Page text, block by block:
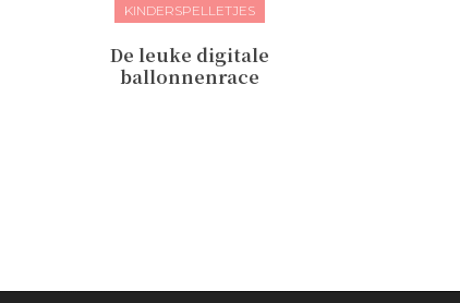
KINDERSPELLETJES
De leuke digitale
ballonnenrace